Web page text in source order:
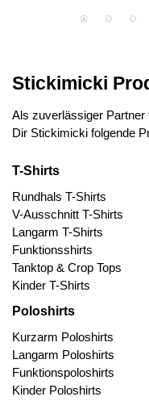
Stickimicki
Als zuverlässiger
Dir Stickimicki folgende
T-Shirts
Rundhals T-Shirts
V-Ausschnitt T-Shirts
Langarm T-Shirts
Funktionsshirts
Tanktop & Crop Tops
Kinder T-Shirts
Poloshirts
Kurzarm Poloshirts
Langarm Poloshirts
Funktionspoloshirts
Kinder Poloshirts